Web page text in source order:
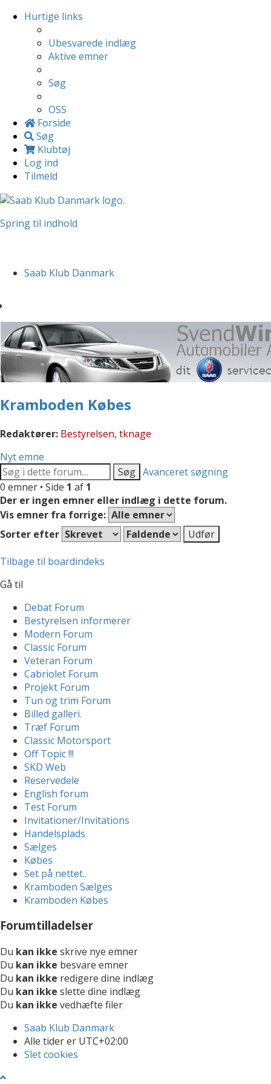
Hurtige links
Ubesvarede indlæg
Aktive emner
Søg
OSS
Forside
Søg
Klubtøj
Log ind
Tilmeld
Spring til indhold
Saab Klub Danmark
Kramboden Købes
Redaktører: Bestyrelsen, tknage
Nyt emne
Søg Avanceret søgning
0 emner • Side 1 af 1
Der er ingen emner eller indlæg i dette forum.
Vis emner fra forrige:
Sorter efter
Tilbage til boardindeks
Gå til
Debat Forum
Bestyrelsen informerer
Modern Forum
Classic Forum
Veteran Forum
Cabriolet Forum
Projekt Forum
Tun og trim Forum
Billed galleri.
Træf Forum
Classic Motorsport
Off Topic !!!
SKD Web
Reservedele
English forum
Test Forum
Invitationer/Invitations
Handelsplads
Sælges
Købes
Set på nettet..
Kramboden Sælges
Kramboden Købes
Forumtilladelser
Du kan ikke skrive nye emner
Du kan ikke besvare emner
Du kan ikke redigere dine indlæg
Du kan ikke slette dine indlæg
Du kan ikke vedhæfte filer
Saab Klub Danmark
Alle tider er UTC+02:00
Slet cookies